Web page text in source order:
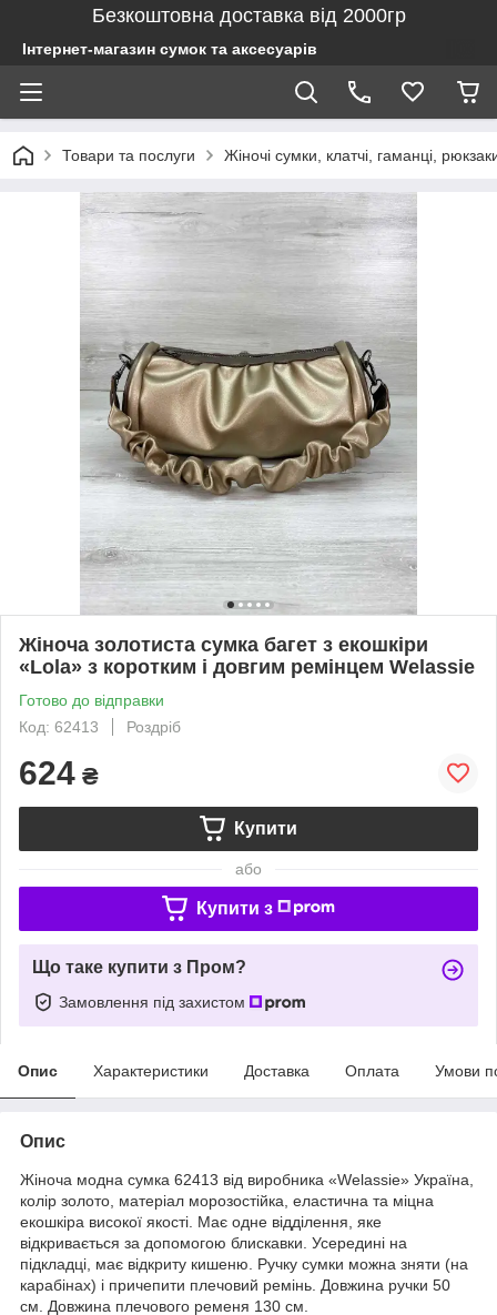
Безкоштовна доставка від 2000гр
Інтернет-магазин сумок та аксесуарів
Товари та послуги Жіночі сумки, клатчі, гаманці,
Жіноча золотиста сумка багет з екошкіри
«Lola» з коротким і довгим ремінцем Welassie
Готово до відправки
Код: 62413
Роздріб
624 ₴
Купити
або
Купити з
Що таке купити з Пром?
Замовлення під захистом
Опис Характеристики Доставка Оплата Умови
Опис
Жіноча модна сумка 62413 від виробника «Welassie» Україна,
колір золото, матеріал морозостійка, еластична та міцна
екошкіра високої якості. Має одне відділення, яке
відкривається за допомогою блискавки. Усередині на
підкладці, має відкриту кишеню. Ручку сумки можна зняти (на
карабінах) і причепити плечовий ремінь. Довжина ручки 50
см. Довжина плечового ременя 130 см.